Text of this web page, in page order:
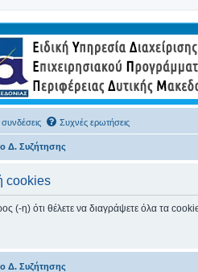
Συχνές ερωτήσεις
Δ. Συζήτησης
cookies
(-η) ότι θέλετε να διαγράψετε όλα τα
Δ. Συζήτησης